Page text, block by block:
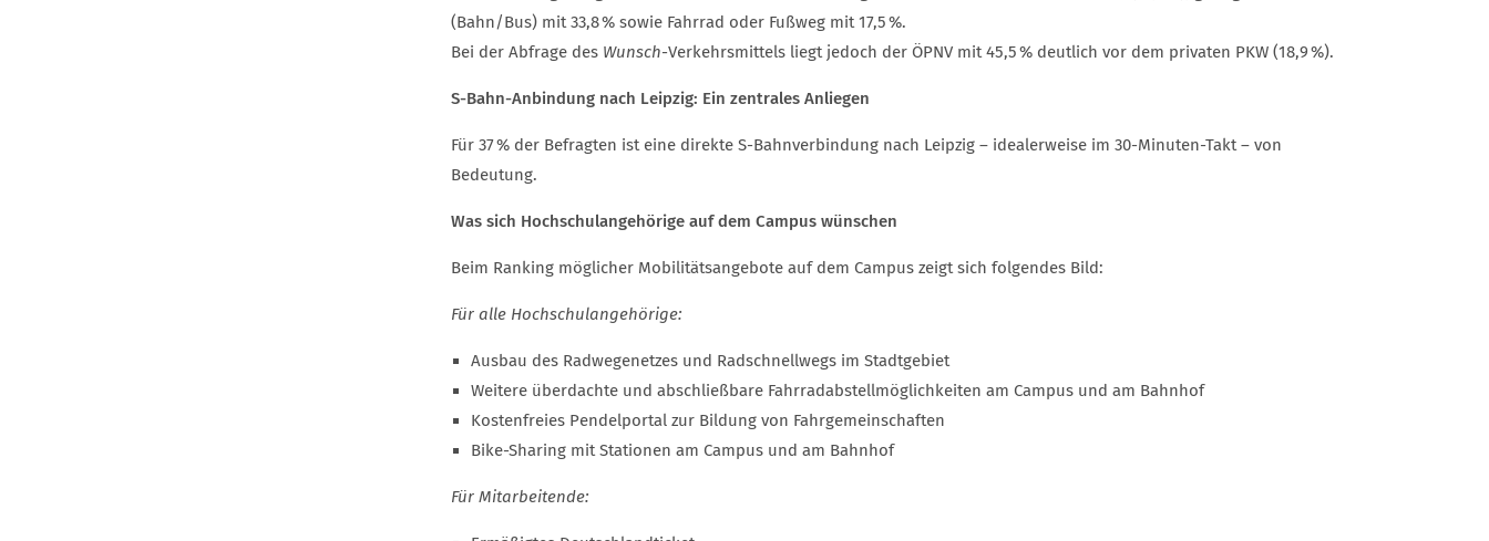
(Bahn/Bus) mit 33,8 % sowie Fahrrad oder Fußweg mit 17,5 %.
Bei der Abfrage des Wunsch-Verkehrsmittels liegt jedoch der ÖPNV mit 45,5 % deutlich vor dem privaten PKW (18,9 %).
S-Bahn-Anbindung nach Leipzig: Ein zentrales Anliegen
Für 37 % der Befragten ist eine direkte S-Bahnverbindung nach Leipzig – idealerweise im 30-Minuten-Takt – von
Bedeutung.
Was sich Hochschulangehörige auf dem Campus wünschen
Beim Ranking möglicher Mobilitätsangebote auf dem Campus zeigt sich folgendes Bild:
Für alle Hochschulangehörige:
Ausbau des Radwegenetzes und Radschnellwegs im Stadtgebiet
Weitere überdachte und abschließbare Fahrradabstellmöglichkeiten am Campus und am Bahnhof
Kostenfreies Pendelportal zur Bildung von Fahrgemeinschaften
Bike-Sharing mit Stationen am Campus und am Bahnhof
Für Mitarbeitende: